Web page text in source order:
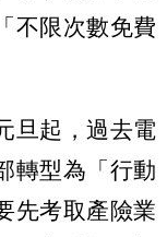
不限次數免費
旦起，過去電
轉型為「行動
先考取產險業